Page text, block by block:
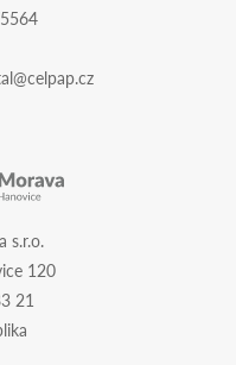
s.r.o.
120
21